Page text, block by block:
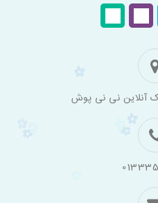
آنلاین نی نی پوش